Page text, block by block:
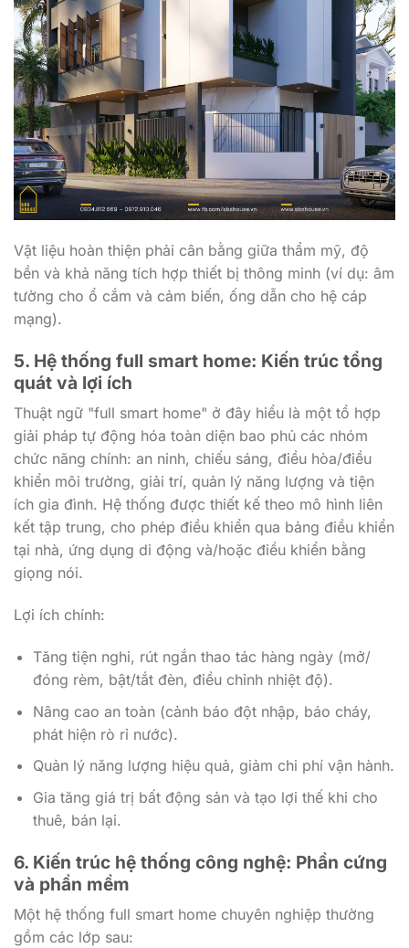
Vật liệu hoàn thiện phải cân bằng giữa thẩm mỹ, độ
bền và khả năng tích hợp thiết bị thông minh (ví dụ: âm
tường cho ổ cắm và cảm biến, ống dẫn cho hệ cáp
mạng).
5. Hệ thống full smart home: Kiến trúc tổng
quát và lợi ích
Thuật ngữ "full smart home" ở đây hiểu là một tổ hợp
giải pháp tự động hóa toàn diện bao phủ các nhóm
chức năng chính: an ninh, chiếu sáng, điều hòa/điều
khiển môi trường, giải trí, quản lý năng lượng và tiện
ích gia đình. Hệ thống được thiết kế theo mô hình liên
kết tập trung, cho phép điều khiển qua bảng điều khiển
tại nhà, ứng dụng di động và/hoặc điều khiển bằng
giọng nói.
Lợi ích chính:
Tăng tiện nghi, rút ngắn thao tác hàng ngày (mở/
đóng rèm, bật/tắt đèn, điều chỉnh nhiệt độ).
Nâng cao an toàn (cảnh báo đột nhập, báo cháy,
phát hiện rò rỉ nước).
Quản lý năng lượng hiệu quả, giảm chi phí vận hành.
Gia tăng giá trị bất động sản và tạo lợi thế khi cho
thuê, bán lại.
6. Kiến trúc hệ thống công nghệ: Phần cứng
và phần mềm
Một hệ thống full smart home chuyên nghiệp thường
gồm các lớp sau: